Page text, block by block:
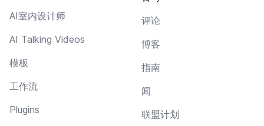
AI室内设计师
AI Talking Videos
模板
工作流
Plugins
评论
博客
指南
闻
联盟计划